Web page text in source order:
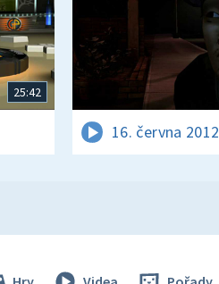
25:42
16. června 2012